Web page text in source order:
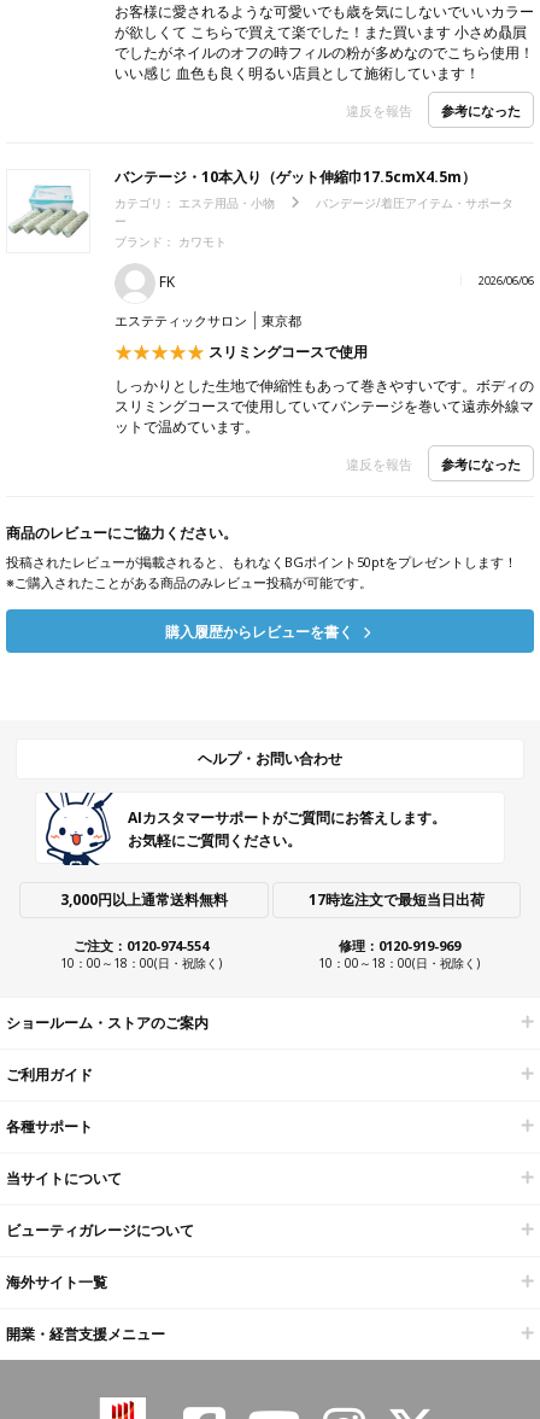
お客様に愛されるような可愛いでも歳を気にしないでいいカラー
が欲しくて こちらで買えて楽でした！また買います 小さめ贔屓
でしたがネイルのオフの時フィルの粉が多めなのでこちら使用！
いい感じ 血色も良く明るい店員として施術しています！
違反を報告 参考になった
バンテージ・10本入り（ゲット伸縮巾17.5cmX4.5m）
カテゴリ： エステ用品・小物
バンデージ/着圧アイテム・サポータ
ー
ブランド： カワモト
FK 2026/06/06
エステティックサロン 東京都
スリミングコースで使用
しっかりとした生地で伸縮性もあって巻きやすいです。ボディの
スリミングコースで使用していてバンテージを巻いて遠赤外線マ
ットで温めています。
違反を報告 参考になった
商品のレビューにご協力ください。
投稿されたレビューが掲載されると、もれなくBGポイント50ptをプレゼントします！
※ご購入されたことがある商品のみレビュー投稿が可能です。
購入履歴からレビューを書く
ヘルプ・お問い合わせ
AIカスタマーサポートがご質問にお答えします。
お気軽にご質問ください。
3,000円以上通常送料無料 17時迄注文で最短当日出荷
ご注文：0120-974-554
10：00～18：00(日・祝除く)
修理：0120-919-969
10：00～18：00(日・祝除く)
ショールーム・ストアのご案内
ご利用ガイド
各種サポート
当サイトについて
ビューティガレージについて
海外サイト一覧
開業・経営支援メニュー